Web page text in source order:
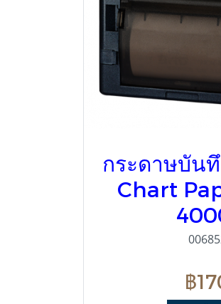
กระดาษบัน
Chart
฿